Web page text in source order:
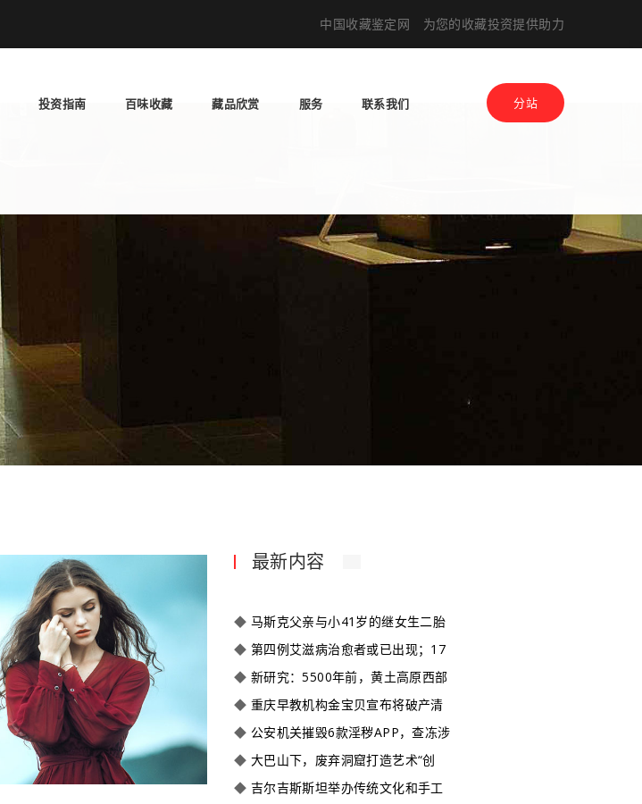
中国收藏鉴定网 为您的收藏投资提供助力
分站
投资指南 百味收藏 藏品欣赏 服务 联系我们
最新内容
◆ 马斯克父亲与小41岁的继女生二胎
◆ 第四例艾滋病治愈者或已出现；17
◆ 新研究：5500年前，黄土高原西部
◆ 重庆早教机构金宝贝宣布将破产清
◆ 公安机关摧毁6款淫秽APP，查冻涉
◆ 大巴山下，废弃洞窟打造艺术“创
◆ 吉尔吉斯斯坦举办传统文化和手工